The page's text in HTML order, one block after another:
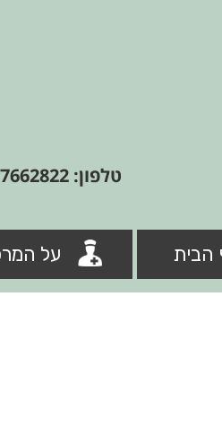
טלפון: 09-7662822
הבית על